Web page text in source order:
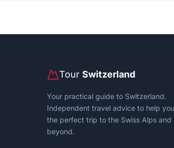
Tour Switzerland
Your practical guide to Switzerland.
Independent travel advice to help
the perfect trip to the Swiss Alps and
beyond.